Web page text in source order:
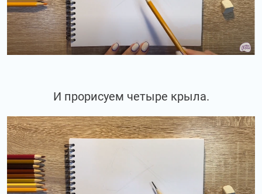
И прорисуем четыре крыла.